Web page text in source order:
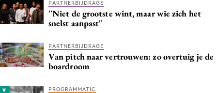
Reputatie & crisisPARTNERBIJDRAGE
''Niet de grootste wint, maar wie zich het
snelst aanpast"
PARTNERBIJDRAGE
Van pitch naar vertrouwen: zo overtuig je de
boardroom
PROGRAMMATIC